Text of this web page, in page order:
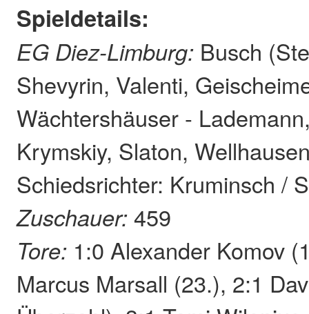
Spieldetails:
EG Diez-Limburg: Busch
Shevyrin, Valenti,
Wächtershäuser -
Krymskiy, Slaton,
Schiedsrichter: Kruminsch /
Zuschauer: 459
Tore: 1:0 Alexander Komov
Marcus Marsall (23.), 2:1